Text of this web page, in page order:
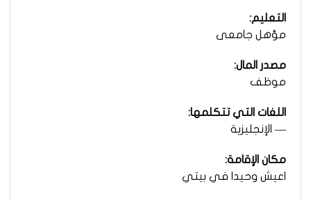
التعليم:
مؤهل جامعى
مصدر المال:
موظف
اللغات التي تتكلمها:
— الإنجليزية
مكان الإقامة:
اعيش وحيدا في بيتي